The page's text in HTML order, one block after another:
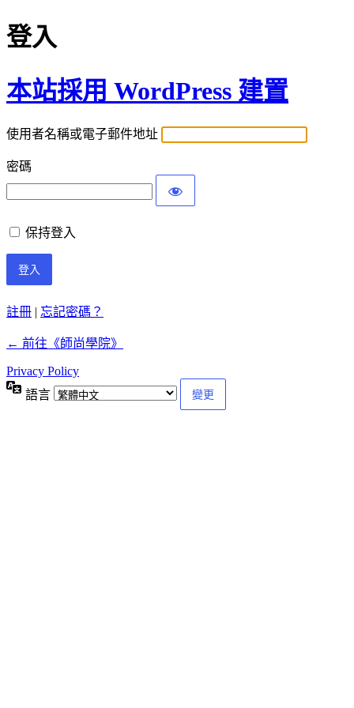
登入
本站採用 WordPress 建置
使用者名稱或電子郵件地址
密碼
保持登入
註冊 | 忘記密碼？
← 前往《師尚學院》
Privacy Policy
語言